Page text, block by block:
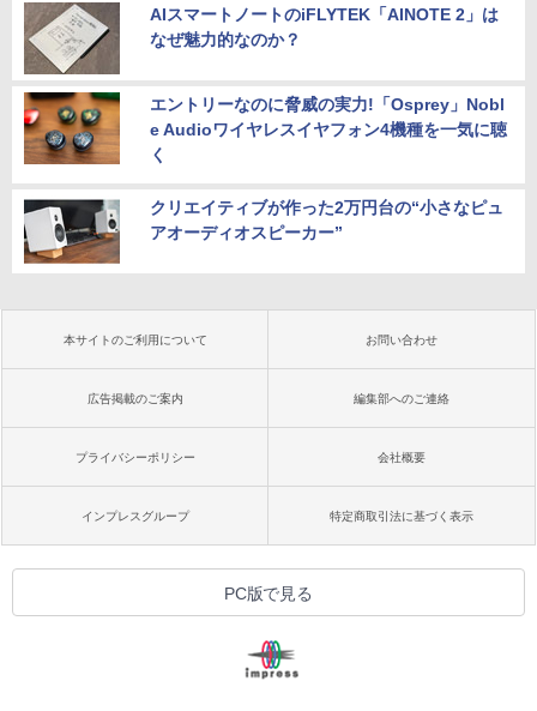
AIスマートノートのiFLYTEK「AINOTE 2」は
なぜ魅力的なのか？
エントリーなのに脅威の実力!「Osprey」Nobl
e Audioワイヤレスイヤフォン4機種を一気に聴
く
クリエイティブが作った2万円台の“小さなピュ
アオーディオスピーカー”
本サイトのご利用について お問い合わせ
広告掲載のご案内 編集部へのご連絡
プライバシーポリシー 会社概要
インプレスグループ 特定商取引法に基づく表示
PC版で見る